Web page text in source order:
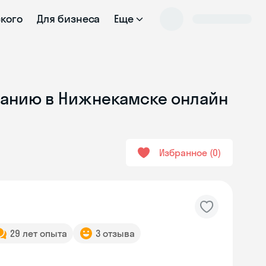
Для бизнеса Еще
в Нижнекамске онлайн
Избранное 0
29 лет опыта 3 отзыва